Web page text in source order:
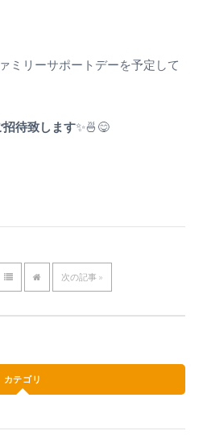
ミリーサポートデーを予定して
待致します✨🍜😋
次の記事 »
カテゴリ